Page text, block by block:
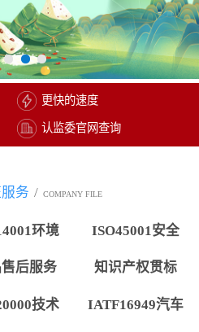
更快的速度
认监委官网查询
务 / COMPANY FILE
环境 ISO45001安全
后服务 知识产权贯标
技术 IATF16949汽车